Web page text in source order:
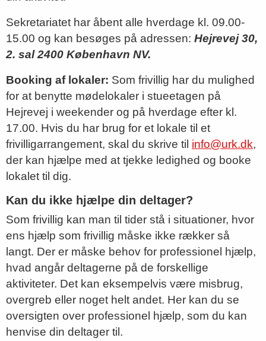
Sekretariatet har åbent alle hverdage kl. 09.00-
15.00 og kan besøges på adressen: Hejrevej 30,
2. sal 2400 København NV.
Booking af lokaler: Som frivillig har du mulighed
for at benytte mødelokaler i stueetagen på
Hejrevej i weekender og på hverdage efter kl.
17.00. Hvis du har brug for et lokale til et
frivilligarrangement, skal du skrive til info@urk.dk,
der kan hjælpe med at tjekke ledighed og booke
lokalet til dig.
Kan du ikke hjælpe din deltager?
Som frivillig kan man til tider stå i situationer, hvor
ens hjælp som frivillig måske ikke rækker så
langt. Der er måske behov for professionel hjælp,
hvad angår deltagerne på de forskellige
aktiviteter. Det kan eksempelvis være misbrug,
overgreb eller noget helt andet. Her kan du se
oversigten over professionel hjælp, som du kan
henvise din deltager til.